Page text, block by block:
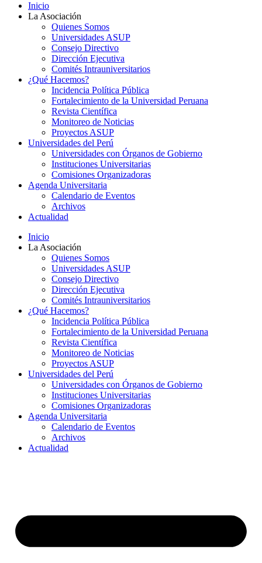
Inicio
La Asociación
Quienes Somos
Universidades ASUP
Consejo Directivo
Dirección Ejecutiva
Comités Intrauniversitarios
¿Qué Hacemos?
Incidencia Política Pública
Fortalecimiento de la Universidad Peruana
Revista Científica
Monitoreo de Noticias
Proyectos ASUP
Universidades del Perú
Universidades con Órganos de Gobierno
Instituciones Universitarias
Comisiones Organizadoras
Agenda Universitaria
Calendario de Eventos
Archivos
Actualidad
Inicio
La Asociación
Quienes Somos
Universidades ASUP
Consejo Directivo
Dirección Ejecutiva
Comités Intrauniversitarios
¿Qué Hacemos?
Incidencia Política Pública
Fortalecimiento de la Universidad Peruana
Revista Científica
Monitoreo de Noticias
Proyectos ASUP
Universidades del Perú
Universidades con Órganos de Gobierno
Instituciones Universitarias
Comisiones Organizadoras
Agenda Universitaria
Calendario de Eventos
Archivos
Actualidad